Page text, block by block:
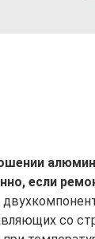
если
со